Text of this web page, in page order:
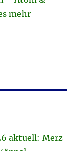
mehr
aktuell: Merz